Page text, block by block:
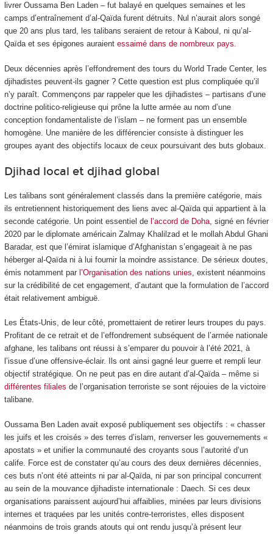
livrer Oussama Ben Laden – fut balayé en quelques semaines et les
camps d’entraînement d’al-Qaïda furent détruits. Nul n’aurait alors songé
que 20 ans plus tard, les talibans seraient de retour à Kaboul, ni qu’al-
Qaïda et ses épigones auraient essaimé dans de nombreux pays.
Deux décennies après l’effondrement des tours du World Trade Center, les
djihadistes peuvent-ils gagner ? Cette question est plus compliquée qu’il
n’y paraît. Commençons par rappeler que les djihadistes – partisans d’une
doctrine politico-religieuse qui prône la lutte armée au nom d’une
conception fondamentaliste de l’islam – ne forment pas un ensemble
homogène. Une manière de les différencier consiste à distinguer les
groupes ayant des objectifs locaux de ceux poursuivant des buts globaux.
Djihad local et djihad global
Les talibans sont généralement classés dans la première catégorie, mais
ils entretiennent historiquement des liens avec al-Qaïda qui appartient à la
seconde catégorie. Un point essentiel de l’accord de Doha, signé en février
2020 par le diplomate américain Zalmay Khalilzad et le mollah Abdul Ghani
Baradar, est que l’émirat islamique d’Afghanistan s’engageait à ne pas
héberger al-Qaïda ni à lui fournir la moindre assistance. De sérieux doutes,
émis notamment par l’Organisation des nations unies , existent néanmoins
sur la crédibilité de cet engagement, d’autant que la formulation de l’accord
était relativement ambiguë.
Les États-Unis, de leur côté, promettaient de retirer leurs troupes du pays.
Profitant de ce retrait et de l’effondrement subséquent de l’armée nationale
afghane, les talibans ont réussi à s’emparer du pouvoir à l’été 2021, à
l’issue d’une offensive-éclair. Ils ont ainsi gagné leur guerre et rempli leur
objectif stratégique. On ne peut pas en dire autant d’al-Qaïda – même si
différentes filiales de l’organisation terroriste se sont réjouies de la victoire
talibane.
Oussama Ben Laden avait exposé publiquement ses objectifs : « chasser
les juifs et les croisés » des terres d’islam, renverser les gouvernements «
apostats » et unifier la communauté des croyants sous l’autorité d’un
calife. Force est de constater qu’au cours des deux dernières décennies,
ces buts n’ont été atteints ni par al-Qaïda, ni par son principal concurrent
au sein de la mouvance djihadiste internationale : Daech. Si ces deux
organisations paraissent aujourd’hui affaiblies, minées par leurs divisions
internes et traquées par les unités contre-terroristes, elles disposent
néanmoins de trois grands atouts qui ont rendu jusqu’à présent leur